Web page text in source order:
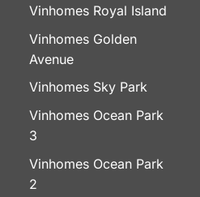
Vinhomes Royal Island
Vinhomes Golden
Avenue
Vinhomes Sky Park
Vinhomes Ocean Park
3
Vinhomes Ocean Park
2